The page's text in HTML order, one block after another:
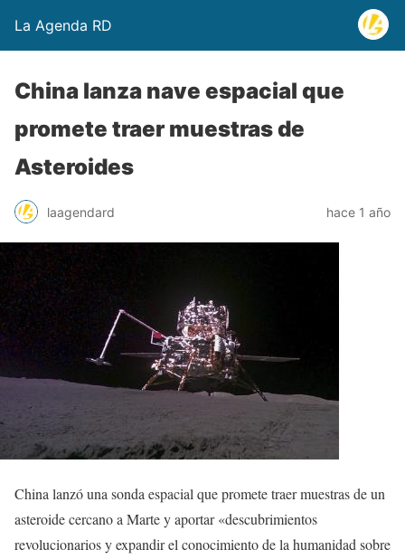
La Agenda RD
China lanza nave espacial que
promete traer muestras de
Asteroides
laagendard hace 1 año
China lanzó una sonda espacial que promete traer muestras de un
asteroide cercano a Marte y aportar «descubrimientos
revolucionarios y expandir el conocimiento de la humanidad sobre